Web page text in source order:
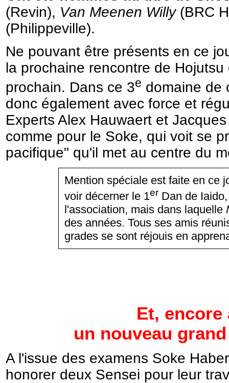
(Revin), Van Meenen Willy(BRC
(Philippeville).
Ne pouvant être présents en ce
la prochaine rencontre de
prochain. Dans ce 3e domaine de
donc également avec force et
Experts Alex Hauwaert et
comme pour le Soke, qui voit se
pacifique" qu'il met au centre du
Mention spéciale est faite en ce
voir décerner le 1er Dan de
l'association, mais dans laquelle
des années. Tous ses amis
grades se sont réjouis en
Et, encore
un nouveau
A l'issue des examens Soke
honorer deux Sensei pour leur